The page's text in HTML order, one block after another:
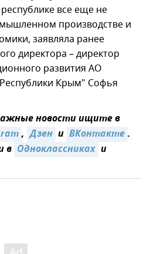
все еще не
производстве и
заявляла ранее
директора – директор
развития АО
Крым" Софья
новости ищите в
, Дзен и ВКонтакте.
в Одноклассниках и